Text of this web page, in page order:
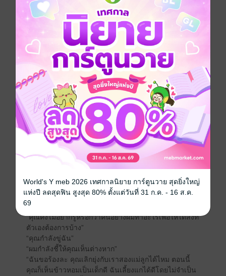
ชายหนุ่มขยับเข้าไปนั่งข้างคนขี้เซาพร้อมทั้งเขย่าแขนให้
ตื่น คนที่นอนหลับอยู่ลืมตาขึ้นด้วยความงัวเงีย แต่พอเห็น
ว่าเป็นใครก็ทำท่าจะนอนต่อ
“อะไรกันคะพี่คุณน้องปลายจะนอนแล้วก็ไม่ต้องเอายามา
ให้กินด้วยนะคะ ปลายจะนอนตามนั้นนะคะ” หญิงสาวเอ่ย
พร้อมทั้งเอาผ้าห่มคลุมหัว
“แล้วถ้าไม่กินยาจะหายได้ยังไง ตัวร้อนอย่างนี้ อย่าดื้อน่า
ตื่นขึ้นมากินยาก่อน ขืนลูกสะใภ้คนโปรดเป็นไรไปคุณแม่
ได้เล่นฉันอีกแน่” ชายหนุ่มยังคงพยายามจะปลุกคนที่นอน
หลับบนเตียงให้ตื่น
“ปลายฟ้า ฉันจะพูดกับเธอเป็นครั้งสุดท้าย ให้ลุกขึ้นมา
ทานยา” ชายหนุ่มพูดเสียงรอดไรฟัน แต่ร่างบางกลับไม่
สนใจอยู่ดีเขาจึงจับคนตรงหน้าขึ้นมาพิงกับหัวเตียงทั้งที่
ร่างบางยังไม่ยอมลืมตาอยู่อย่างนั้น แล้วจับยายัดเข้าไปใน
ปากพร้อมทั้งบริการป้อนน้ำทันที เพื่อป้องกันไม่ให้หญิงสาว
คายยาออกมา แต่คราวนี้แทนจะใช้มือปิดปากเหมือนเมื่อ
---------------------------------------------------------------------
---------------
“คุณคงไม่อยากรู้หรอกว่าคนอย่างผมทำอะไรเพื่อให้ได้สิ่งที่
ตัวเองต้องการบ้าง”
“คุณกำลังขู่ฉัน”
“ผมกำลังชี้ให้คุณเห็นต่างหาก”
“ฉันขอร้องละ คุณเลิกยุ่งกับเราสองแม่ลูกได้ไหม ตอนนี้
คุณก็เห็นข้าวหอมเป็นเด็กดี ฉันเลี้ยงแกได้ดีโดยไม่จำเป็น
World's Y meb 2026 เทศกาลนิยาย การ์ตูนวาย สุดยิ่งใหญ่
แห่งปี ลดสุดฟิน สูงสุด 80% ตั้งแต่วันที่ 31 ก.ค. - 16 ส.ค.
69